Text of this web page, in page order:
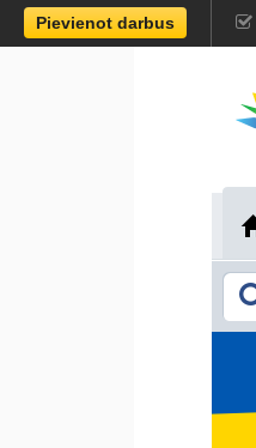
Pievienot darbus